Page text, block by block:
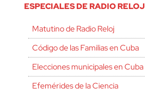
ESPECIALES DE RADIO RELOJ
Matutino de Radio Reloj
Código de las Familias en Cuba
Elecciones municipales en Cuba
Efemérides de la Ciencia